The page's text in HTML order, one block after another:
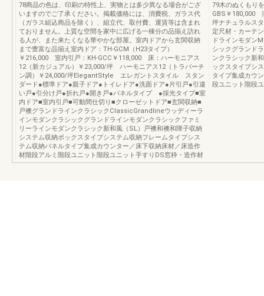
78商品の色は、印刷の特性上、実物とは多少異なる場合がござ
いますのでご了承ください。掲載価格には、消費税、ガラス代
（ガラス組込商品を除く）、組立代、取付費、運賃等は含まれ
ておりません。上質な空間を家中に広げる一棟分の品揃え訪れ
る人が、また来たくなる華やかな部屋。室内ドアから玄関収納
まで豊富な品揃え室内ドア：TH-GCM（H23タイプ）
￥216,000 室内引戸：KH-GCC￥118,000 床：ハーモニアス
12（新カジュアル）￥23,000/坪 ハーモニアス12（トラバーチ
ン調）￥24,000/坪ElegantStyle エレガントスタイル スタン
ダード●標準ドア●親子ドア●トイレドア●洗面ドア●片引戸●引違
い戸●引分け戸●折れ戸●開き戸●パネルタイプ ●採光タイプ■室
内ドア■室内引戸■可動間仕切り■クローゼットドア■玄関収納■
戸襖グランドラインクラシックClassicGrandlineウッディーラ
インモダンクラシックグランドラインモダンクラシックファミ
リーラインモダンクラシック新和風（SL）戸襖和襖和障子収納
システム収納ボックスタイプシステム収納フレームタイプシス
テム収納パネルタイプ集成カウンター／床下収納床材／床造作
材階段アルミ階段ユニット階段ユニット手すりDS窓枠・造作材
79木のぬくもり
GBS￥180,000
坪ナチュラル
定尺材・カーテ
ドラインモダン
シックグランド
ンクラシック新
ックスタイプシ
タイプ集成カウ
段ユニット階段